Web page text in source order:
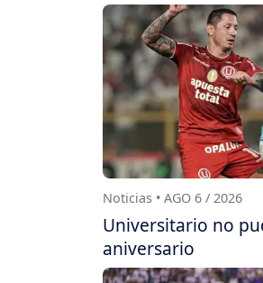
Noticias • AGO 6 / 2026
Universitario no
aniversario